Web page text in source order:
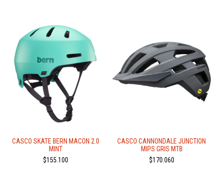
CASCO SKATE BERN MACON 2.0
MINT
$155.100
CASCO CANNONDALE JUNCTION
MIPS GRIS MTB
$170.060